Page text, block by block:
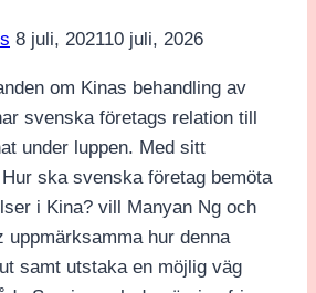
8 juli, 202110 juli, 2026
om Kinas behandling av
svenska företags relation till
under luppen. Med sitt
ska svenska företag bemöta
i Kina? vill Manyan Ng och
uppmärksamma hur denna
samt utstaka en möjlig väg